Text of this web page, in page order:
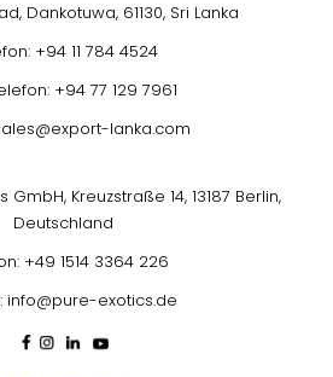
Dankotuwa, 61130, Sri Lanka
+94 11 784 4524
+94 77 129 7961
lanka.com
GmbH, Kreuzstraße 14, 13187 Berlin,
Deutschland
+49 1514 3364 226
info@pure-exotics.de